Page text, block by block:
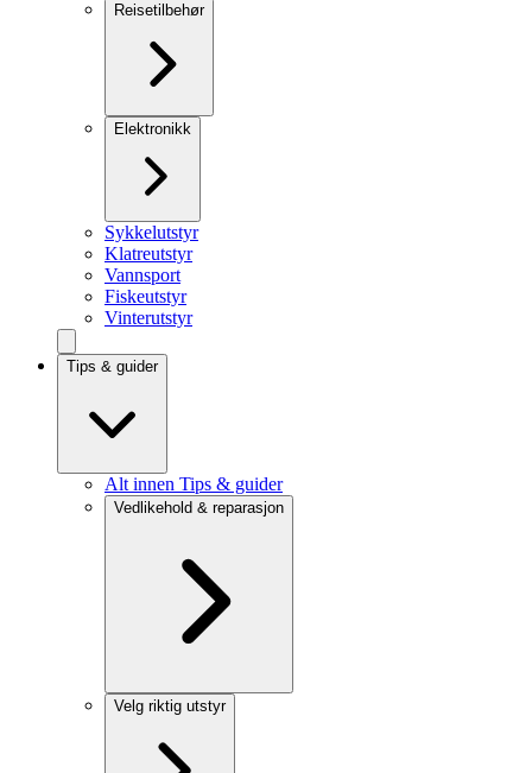
Reisetilbehør
Elektronikk
Sykkelutstyr
Klatreutstyr
Vannsport
Fiskeutstyr
Vinterutstyr
Tips & guider
Alt innen Tips & guider
Vedlikehold & reparasjon
Velg riktig utstyr